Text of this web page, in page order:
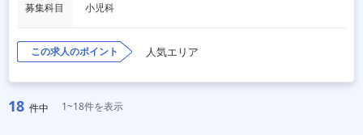
募集科目 小児科
この求人のポイント 人気エリア
18 件中 1~18件を表示